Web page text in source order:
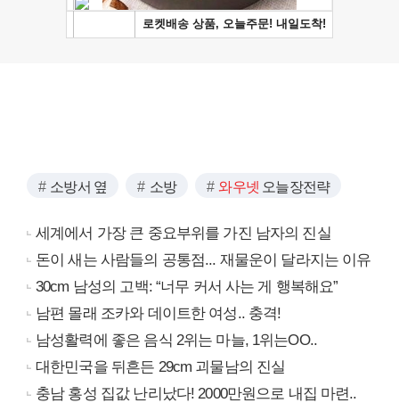
소방서 옆 소방 와우넷 오늘장전략
세계에서 가장 큰 중요부위를 가진 남자의 진실
돈이 새는 사람들의 공통점... 재물운이 달라지는 이유
30cm 남성의 고백: “너무 커서 사는 게 행복해요”
남편 몰래 조카와 데이트한 여성.. 충격!
남성활력에 좋은 음식 2위는 마늘, 1위는OO..
대한민국을 뒤흔든 29cm 괴물남의 진실
충남 홍성 집값 난리났다! 2000만원으로 내집 마련..